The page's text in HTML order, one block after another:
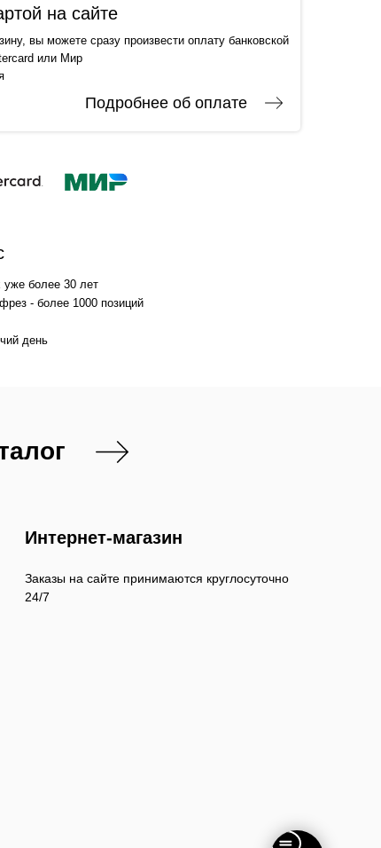
на сайте
вы можете сразу произвести оплату банковской
или Мир
Подробнее об оплате
уже более 30 лет
- более 1000 позиций
день
Заказы на сайте принимаются круглосуточно
24/7
Интернет-магазин